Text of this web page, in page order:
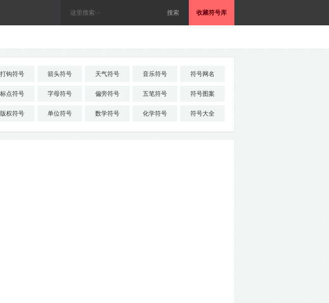
收藏符号库
打钩符号 箭头符号 天气符号 音乐符号 符号网名
标点符号 字母符号 偏旁符号 五笔符号 符号图案
版权符号 单位符号 数学符号 化学符号 符号大全